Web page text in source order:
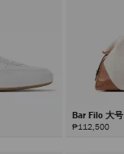
Bar Filo 大号
₱112,500